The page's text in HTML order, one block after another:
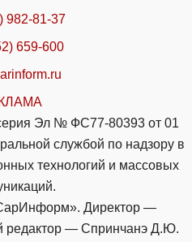
982-81-37
659-600
Эл № ФС77-80393 от 01
службой по надзору в
технологий и массовых
Директор —
редактор — Спринчанэ Д.Ю.